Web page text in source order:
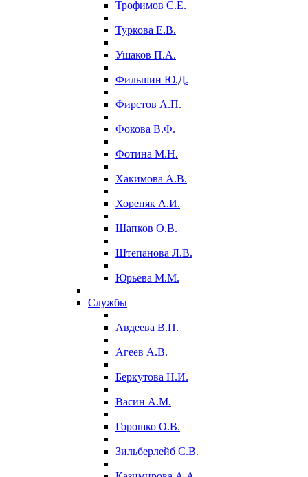
Трофимов С.Е.
Туркова Е.В.
Ушаков П.А.
Фильшин Ю.Д.
Фирстов А.П.
Фокова В.Ф.
Фотина М.Н.
Хакимова А.В.
Хореняк А.И.
Шапков О.В.
Штепанова Л.В.
Юрьева М.М.
Службы
Авдеева В.П.
Агеев А.В.
Беркутова Н.И.
Васин А.М.
Горошко О.В.
Зильберлейб С.В.